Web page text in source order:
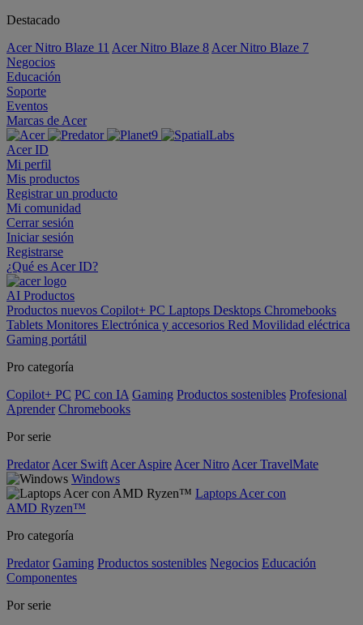
Destacado
Acer Nitro Blaze 11 Acer Nitro Blaze 8 Acer Nitro Blaze 7
Negocios
Educación
Soporte
Eventos
Marcas de Acer
Acer ID
Mi perfil
Mis productos
Registrar un producto
Mi comunidad
Cerrar sesión
Iniciar sesión
Registrarse
¿Qué es Acer ID?
AI Productos
Productos nuevos Copilot+ PC Laptops Desktops Chromebooks
Tablets Monitores Electrónica y accesorios Red Movilidad eléctrica
Gaming portátil
Pro categoría
Copilot+ PC PC con IA Gaming Productos sostenibles Profesional
Aprender Chromebooks
Por serie
Predator Acer Swift Acer Aspire Acer Nitro Acer TravelMate
Windows
Laptops Acer con
AMD Ryzen™
Pro categoría
Predator Gaming Productos sostenibles Negocios Educación
Componentes
Por serie